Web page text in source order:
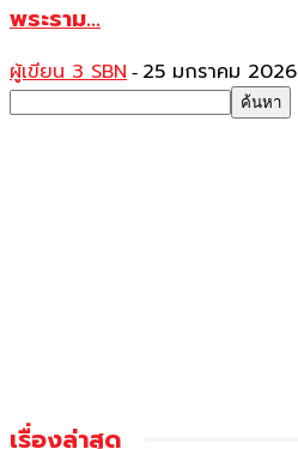
พระราม...
ผู้เขียน 3 SBN - 25 มกราคม 2026
เรื่องล่าสุด